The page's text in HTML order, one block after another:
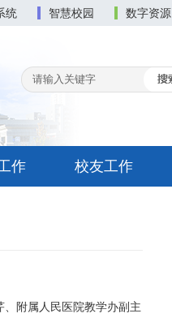
统 智慧校园 数字资源
作 校友工作
附属人民医院教学办副主